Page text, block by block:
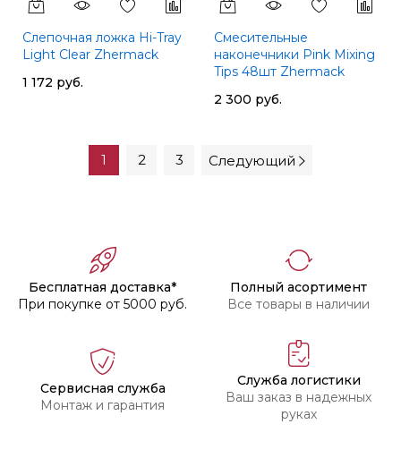
Слепочная ложка Hi-Tray
Light Clear Zhermack
1 172 руб.
Смесительные
наконечники Pink Mixing
Tips 48шт Zhermack
2 300 руб.
1 2 3 Следующий
Бесплатная доставка*
При покупке от 5000 руб.
Полный асортимент
Все товары в наличии
Сервисная служба
Монтаж и гарантия
Служба логистики
Ваш заказ в надежных
руках